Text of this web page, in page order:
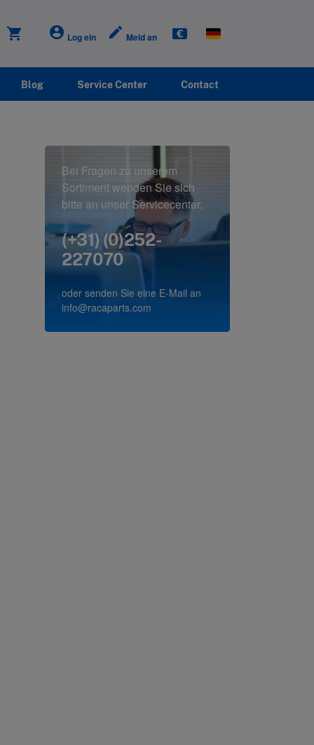
shopping_cart account_circle Log ein create Meld an
Blog Service Center Contact
Bei Fragen zu unserem
Sortiment wenden Sie sich
bitte an unser Servicecenter.
(+31) (0)252-
227070
oder senden Sie eine E-Mail an
info@racaparts.com